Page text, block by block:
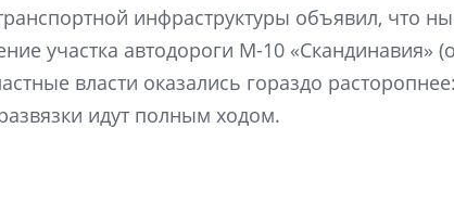
инфраструктуры объявил, что
участка автодороги М-10 «Скандинавия»
власти оказались гораздо расторопнее:
идут полным ходом.